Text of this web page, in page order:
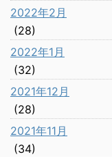
2022年2月
(28)
2022年1月
(32)
2021年12月
(28)
2021年11月
(34)